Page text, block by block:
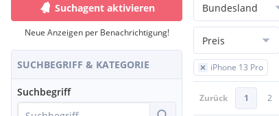
Suchagent aktivieren
Neue Anzeigen per Benachrichtigung!
SUCHBEGRIFF & KATEGORIE
Suchbegriff
Bundesland
Preis
iPhone 13 Pro
Zurück 1 2